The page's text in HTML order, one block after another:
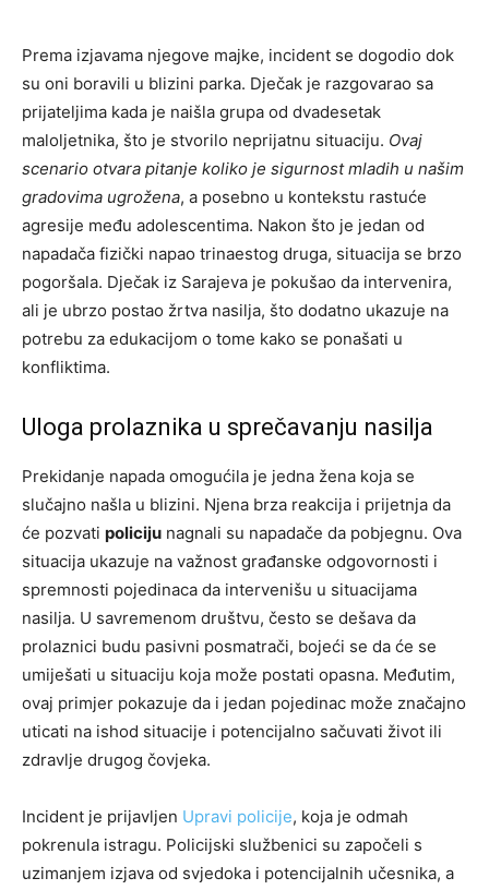
Prema izjavama njegove majke, incident se dogodio dok
su oni boravili u blizini parka. Dječak je razgovarao sa
prijateljima kada je naišla grupa od dvadesetak
maloljetnika, što je stvorilo neprijatnu situaciju. Ovaj
scenario otvara pitanje koliko je sigurnost mladih u našim
gradovima ugrožena, a posebno u kontekstu rastuće
agresije među adolescentima. Nakon što je jedan od
napadača fizički napao trinaestog druga, situacija se brzo
pogoršala. Dječak iz Sarajeva je pokušao da intervenira,
ali je ubrzo postao žrtva nasilja, što dodatno ukazuje na
potrebu za edukacijom o tome kako se ponašati u
konfliktima.
Uloga prolaznika u sprečavanju nasilja
Prekidanje napada omogućila je jedna žena koja se
slučajno našla u blizini. Njena brza reakcija i prijetnja da
će pozvati policiju nagnali su napadače da pobjegnu. Ova
situacija ukazuje na važnost građanske odgovornosti i
spremnosti pojedinaca da intervenišu u situacijama
nasilja. U savremenom društvu, često se dešava da
prolaznici budu pasivni posmatrači, bojeći se da će se
umiješati u situaciju koja može postati opasna. Međutim,
ovaj primjer pokazuje da i jedan pojedinac može značajno
uticati na ishod situacije i potencijalno sačuvati život ili
zdravlje drugog čovjeka.
Incident je prijavljen Upravi policije, koja je odmah
pokrenula istragu. Policijski službenici su započeli s
uzimanjem izjava od svjedoka i potencijalnih učesnika, a